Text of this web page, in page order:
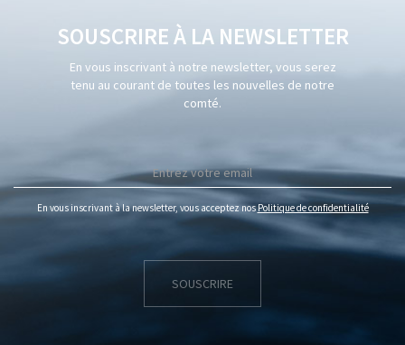
SOUSCRIRE À LA NEWSLETTER
En vous inscrivant à notre newsletter, vous serez
tenu au courant de toutes les nouvelles de notre
comté.
En vous inscrivant à la newsletter, vous acceptez nosPolitique de confidentialité
SOUSCRIRE